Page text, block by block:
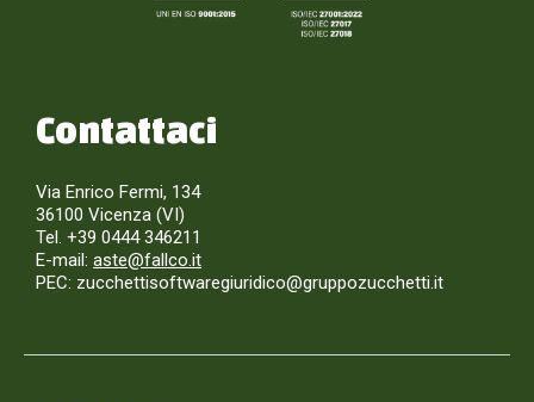
Contattaci
Via Enrico Fermi, 134
36100 Vicenza (VI)
Tel. +39 0444 346211
E-mail: aste@fallco.it
PEC: zucchettisoftwaregiuridico@gruppozucchetti.it